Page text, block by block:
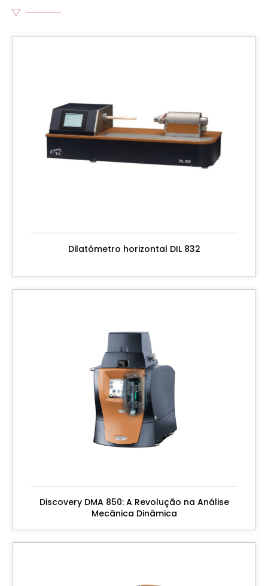
Dilatômetro horizontal DIL 832
Discovery DMA 850: A Revolução na Análise
Mecânica Dinâmica